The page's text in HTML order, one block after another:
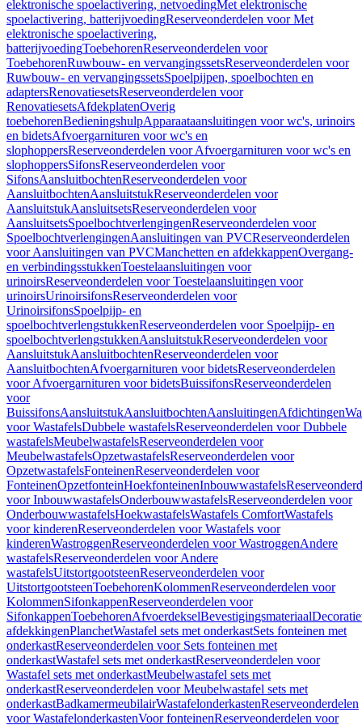
elektronische spoelactivering, netvoedingMet elektronische
spoelactivering, batterijvoedingReserveonderdelen voor Met
elektronische spoelactivering,
batterijvoedingToebehorenReserveonderdelen voor
ToebehorenRuwbouw- en vervangingssetsReserveonderdelen voor
Ruwbouw- en vervangingssetsSpoelpijpen, spoelbochten en
adaptersRenovatiesetsReserveonderdelen voor
RenovatiesetsAfdekplatenOverig
toebehorenBedieningshulpApparaataansluitingen voor wc's, urinoirs
en bidetsAfvoergarnituren voor wc's en
slophoppersReserveonderdelen voor Afvoergarnituren voor wc's en
slophoppersSifonsReserveonderdelen voor
SifonsAansluitbochtenReserveonderdelen voor
AansluitbochtenAansluitstukReserveonderdelen voor
AansluitstukAansluitsetsReserveonderdelen voor
AansluitsetsSpoelbochtverlengingenReserveonderdelen voor
SpoelbochtverlengingenAansluitingen van PVCReserveonderdelen
voor Aansluitingen van PVCManchetten en afdekkappenOvergang-
en verbindingsstukkenToestelaansluitingen voor
urinoirsReserveonderdelen voor Toestelaansluitingen voor
urinoirsUrinoirsifonsReserveonderdelen voor
UrinoirsifonsSpoelpijp- en
spoelbochtverlengstukkenReserveonderdelen voor Spoelpijp- en
spoelbochtverlengstukkenAansluitstukReserveonderdelen voor
AansluitstukAansluitbochtenReserveonderdelen voor
AansluitbochtenAfvoergarnituren voor bidetsReserveonderdelen
voor Afvoergarnituren voor bidetsBuissifonsReserveonderdelen
voor
BuissifonsAansluitstukAansluitbochtenAansluitingenAfdichtingen
voor WastafelsDubbele wastafelsReserveonderdelen voor Dubbele
wastafelsMeubelwastafelsReserveonderdelen voor
MeubelwastafelsOpzetwastafelsReserveonderdelen voor
OpzetwastafelsFonteinenReserveonderdelen voor
FonteinenOpzetfonteinHoekfonteinenInbouwwastafels
voor InbouwwastafelsOnderbouwwastafelsReserveonderdelen voor
OnderbouwwastafelsHoekwastafelsWastafels ComfortWastafels
voor kinderenReserveonderdelen voor Wastafels voor
kinderenWastroggenReserveonderdelen voor WastroggenAndere
wastafelsReserveonderdelen voor Andere
wastafelsUitstortgootsteenReserveonderdelen voor
UitstortgootsteenToebehorenKolommenReserveonderdelen voor
KolommenSifonkappenReserveonderdelen voor
SifonkappenToebehorenAfvoerdekselBevestigingsmateriaal
afdekkingenPlanchetWastafel sets met onderkastSets fonteinen met
onderkastReserveonderdelen voor Sets fonteinen met
onderkastWastafel sets met onderkastReserveonderdelen voor
Wastafel sets met onderkastMeubelwastafel sets met
onderkastReserveonderdelen voor Meubelwastafel sets met
onderkastBadkamermeubilairWastafelonderkastenReserveonderdelen
voor WastafelonderkastenVoor fonteinenReserveonderdelen voor